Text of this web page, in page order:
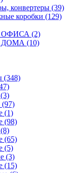
конвертеры (39)
коробки (129)
ОФИСА (2)
ДОМА (10)
(348)
(3)
(97)
(1)
(98)
(8)
(65)
(5)
(3)
(15)